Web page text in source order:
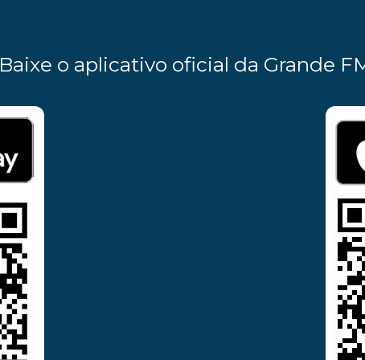
Baixe o aplicativo oficial da Grande